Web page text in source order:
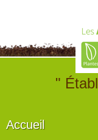
"
Accueil